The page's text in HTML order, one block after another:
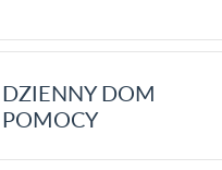
DZIENNY DOM
POMOCY